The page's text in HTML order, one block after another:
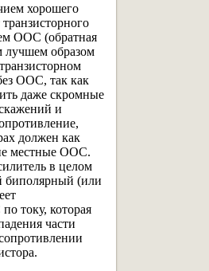
хорошего
ООС (обратная
лучшем образом
ООС, так как
даже скромные
и
должен как
местные ООС.
в целом
(или
току, которая
части